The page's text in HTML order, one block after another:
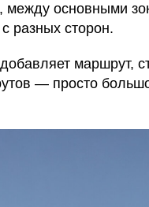
между основными
разных сторон.
маршрут,
— просто